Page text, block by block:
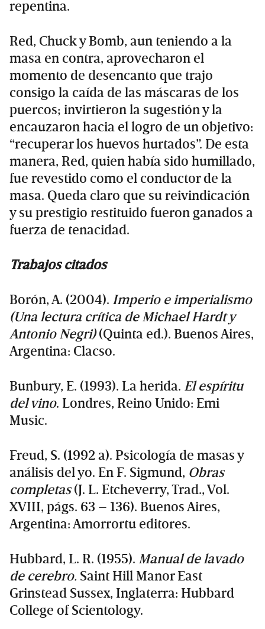
repentina.
Red, Chuck y Bomb, aun teniendo a la
masa en contra, aprovecharon el
momento de desencanto que trajo
consigo la caída de las máscaras de los
puercos; invirtieron la sugestión y la
encauzaron hacia el logro de un objetivo:
“recuperar los huevos hurtados”. De esta
manera, Red, quien había sido humillado,
fue revestido como el conductor de la
masa. Queda claro que su reivindicación
y su prestigio restituido fueron ganados a
fuerza de tenacidad.
Trabajos citados
Borón, A. (2004). Imperio e imperialismo
(Una lectura crítica de Michael Hardt y
Antonio Negri)(Quinta ed.). Buenos Aires,
Argentina: Clacso.
Bunbury, E. (1993). La herida. El espíritu
del vino. Londres, Reino Unido: Emi
Music.
Freud, S. (1992 a). Psicología de masas y
análisis del yo. En F. Sigmund, Obras
completas(J. L. Etcheverry, Trad., Vol.
XVIII, págs. 63 – 136). Buenos Aires,
Argentina: Amorrortu editores.
Hubbard, L. R. (1955). Manual de lavado
de cerebro. Saint Hill Manor East
Grinstead Sussex, Inglaterra: Hubbard
College of Scientology.